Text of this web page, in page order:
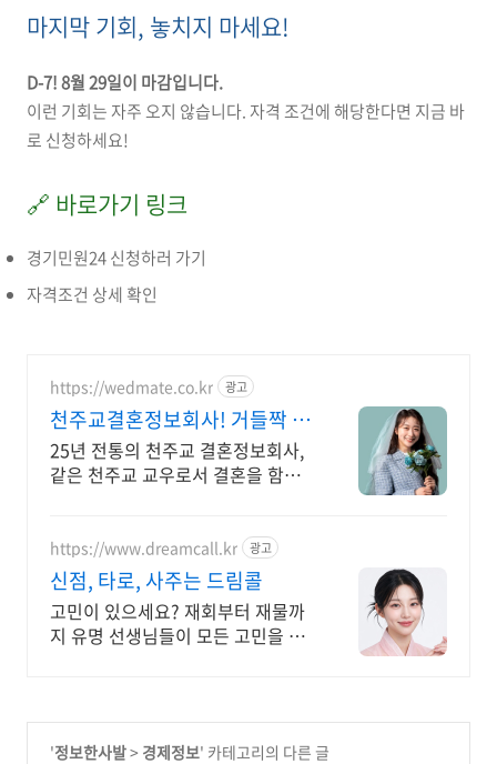
마지막 기회, 놓치지 마세요!
D-7! 8월 29일이 마감입니다.
이런 기회는 자주 오지 않습니다. 자격 조건에 해당한다면 지금 바
로 신청하세요!
🔗 바로가기 링크
경기민원24 신청하러 가기
자격조건 상세 확인
https://wedmate.co.kr 광고
천주교결혼정보회사! 거들짝 이
상형 프로필 무료 받아보기
25년 전통의 천주교 결혼정보회사,
같은 천주교 교우로서 결혼을 함께
https://www.dreamcall.kr 광고
신점, 타로, 사주는 드림콜
고민이 있으세요? 재회부터 재물까
지 유명 선생님들이 모든 고민을 해
'정보한사발> 경제정보' 카테고리의 다른 글